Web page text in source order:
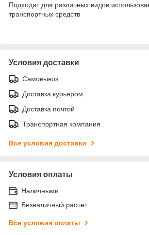
Подходит для различных видов
транспортных средств
Условия доставки
Самовывоз
Доставка курьером
Доставка почтой
Транспортная компания
Все условия доставки
Условия оплаты
Наличными
Безналичный расчет
Все условия оплаты